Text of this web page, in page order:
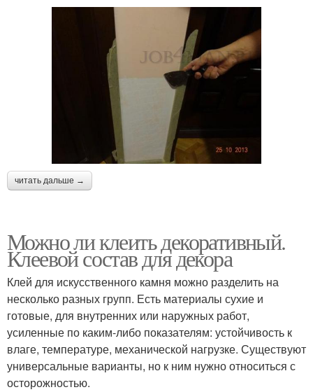
читать дальше →
Можно ли клеить декоративный.
Клеевой состав для декора
Клей для искусственного камня можно разделить на
несколько разных групп. Есть материалы сухие и
готовые, для внутренних или наружных работ,
усиленные по каким-либо показателям: устойчивость к
влаге, температуре, механической нагрузке. Существуют
универсальные варианты, но к ним нужно относиться с
осторожностью.